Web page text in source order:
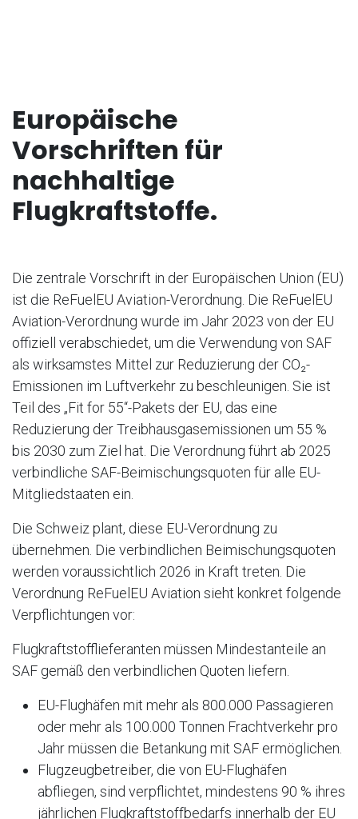
Europäische
Vorschriften für
nachhaltige
Flugkraftstoffe.
Die zentrale Vorschrift in der Europäischen Union (EU)
ist die ReFuelEU Aviation-Verordnung. Die ReFuelEU
Aviation-Verordnung wurde im Jahr 2023 von der EU
offiziell verabschiedet, um die Verwendung von SAF
als wirksamstes Mittel zur Reduzierung der CO₂-
Emissionen im Luftverkehr zu beschleunigen. Sie ist
Teil des „Fit for 55“-Pakets der EU, das eine
Reduzierung der Treibhausgasemissionen um 55 %
bis 2030 zum Ziel hat. Die Verordnung führt ab 2025
verbindliche SAF-Beimischungsquoten für alle EU-
Mitgliedstaaten ein.
Die Schweiz plant, diese EU-Verordnung zu
übernehmen. Die verbindlichen Beimischungsquoten
werden voraussichtlich 2026 in Kraft treten. Die
Verordnung ReFuelEU Aviation sieht konkret folgende
Verpflichtungen vor:
Flugkraftstofflieferanten müssen Mindestanteile an
SAF gemäß den verbindlichen Quoten liefern.
EU-Flughäfen mit mehr als 800.000 Passagieren
oder mehr als 100.000 Tonnen Frachtverkehr pro
Jahr müssen die Betankung mit SAF ermöglichen.
Flugzeugbetreiber, die von EU-Flughäfen
abfliegen, sind verpflichtet, mindestens 90 % ihres
jährlichen Flugkraftstoffbedarfs innerhalb der EU